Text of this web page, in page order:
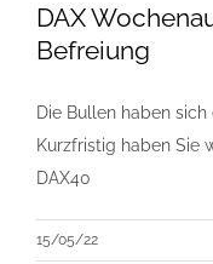
DAX
Befreiung
Die Bullen haben
Kurzfristig haben Sie
DAX40
15/05/22